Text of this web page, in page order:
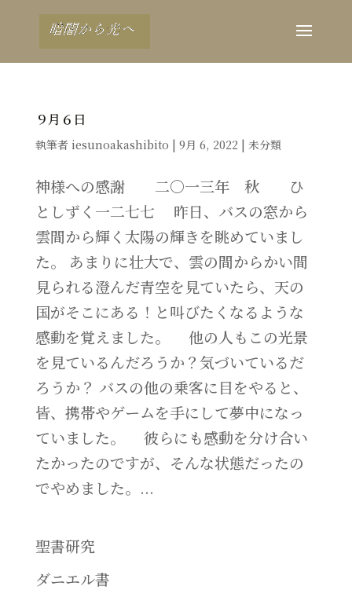
９月６日
執筆者 iesunoakashibito | 9月 6, 2022 | 未分類
神様への感謝 二〇一三年 秋 ひ
としずく一二七七 昨日、バスの窓から
雲間から輝く太陽の輝きを眺めていまし
た。 あまりに壮大で、雲の間からかい間
見られる澄んだ青空を見ていたら、天の
国がそこにある！と叫びたくなるような
感動を覚えました。 他の人もこの光景
を見ているんだろうか？気づいているだ
ろうか？ バスの他の乗客に目をやると、
皆、携帯やゲームを手にして夢中になっ
ていました。 彼らにも感動を分け合い
たかったのですが、そんな状態だったの
でやめました。...
聖書研究
ダニエル書